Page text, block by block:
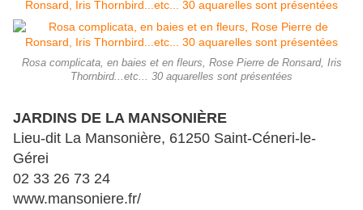
Rosa complicata, en baies et en fleurs, Rose Pierre de Ronsard, Iris
Thornbird...etc... 30 aquarelles sont présentées
JARDINS DE LA MANSONIÈRE
Lieu-dit La Mansonière, 61250 Saint-Céneri-le-
Gérei
02 33 26 73 24
www.mansoniere.fr/